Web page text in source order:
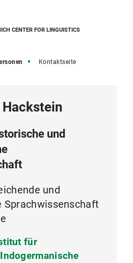
CENTER FOR LINGUISTICS
Kontaktseite
Hackstein
und
und
Sprachwissenschaft
für